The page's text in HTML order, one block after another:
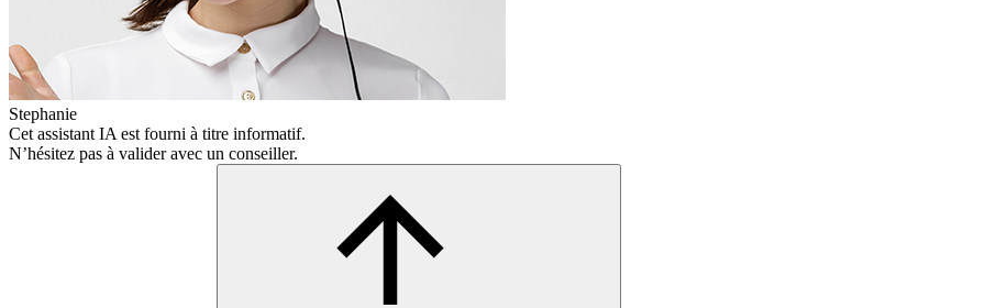
Stephanie
Cet assistant IA est fourni à titre informatif.
N’hésitez pas à valider avec un conseiller.